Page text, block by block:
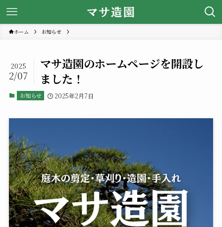
ホーム お知らせ
マサ造園のホームページを開設し
ました！
2025
2/07
お知らせ 2025年2月7日